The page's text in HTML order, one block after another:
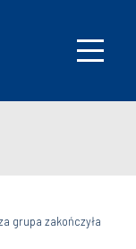
grupa zakończyła